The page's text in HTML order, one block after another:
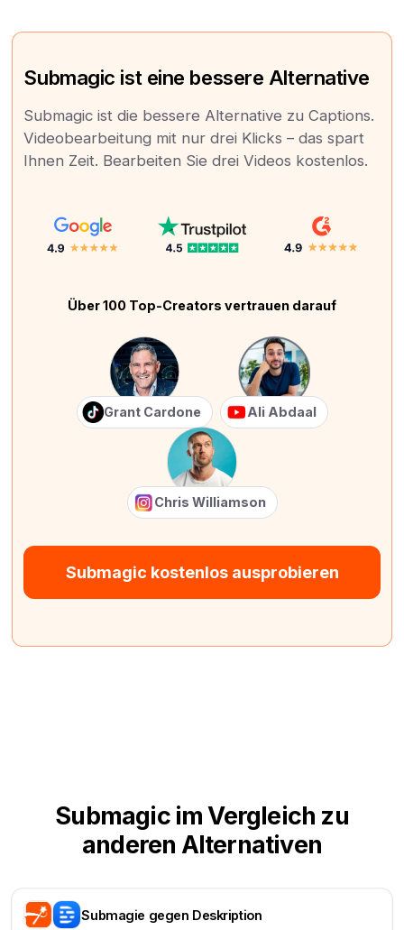
Submagic ist eine bessere Alternative
Submagic ist die bessere Alternative zu Captions.
Videobearbeitung mit nur drei Klicks – das spart
Ihnen Zeit. Bearbeiten Sie drei Videos kostenlos.
Über 100 Top-Creators vertrauen darauf
Grant Cardone Ali Abdaal
Chris Williamson
Submagic kostenlos ausprobieren
Submagic im Vergleich zu
anderen Alternativen
Submagie gegen Deskription